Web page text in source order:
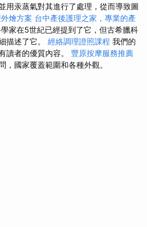
用汞蒸氣對其進行了處理，從而導致圖
燴方案 台中產後護理之家，專業的產
家在5世紀已經提到了它，但古希臘科
描述了它。 經絡調理證照課程 我們的
讀者的優質內容。 豐原按摩服務推薦
，國家覆蓋範圍和各種外觀。